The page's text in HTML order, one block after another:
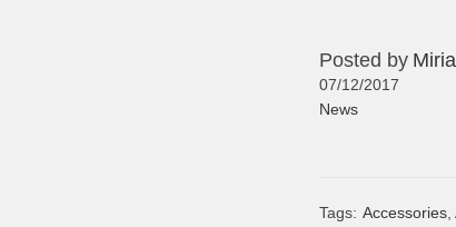
Posted by
07/12/2017
News
Tags: Accessories,